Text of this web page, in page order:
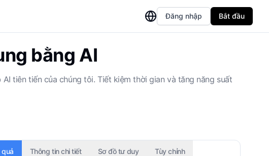
Đăng nhập Bắt đầu
bằng AI
tiên tiến của chúng tôi. Tiết kiệm thời gian và tăng năng suất
quả Thông tin chi tiết Sơ đồ tư duy Tùy chỉnh